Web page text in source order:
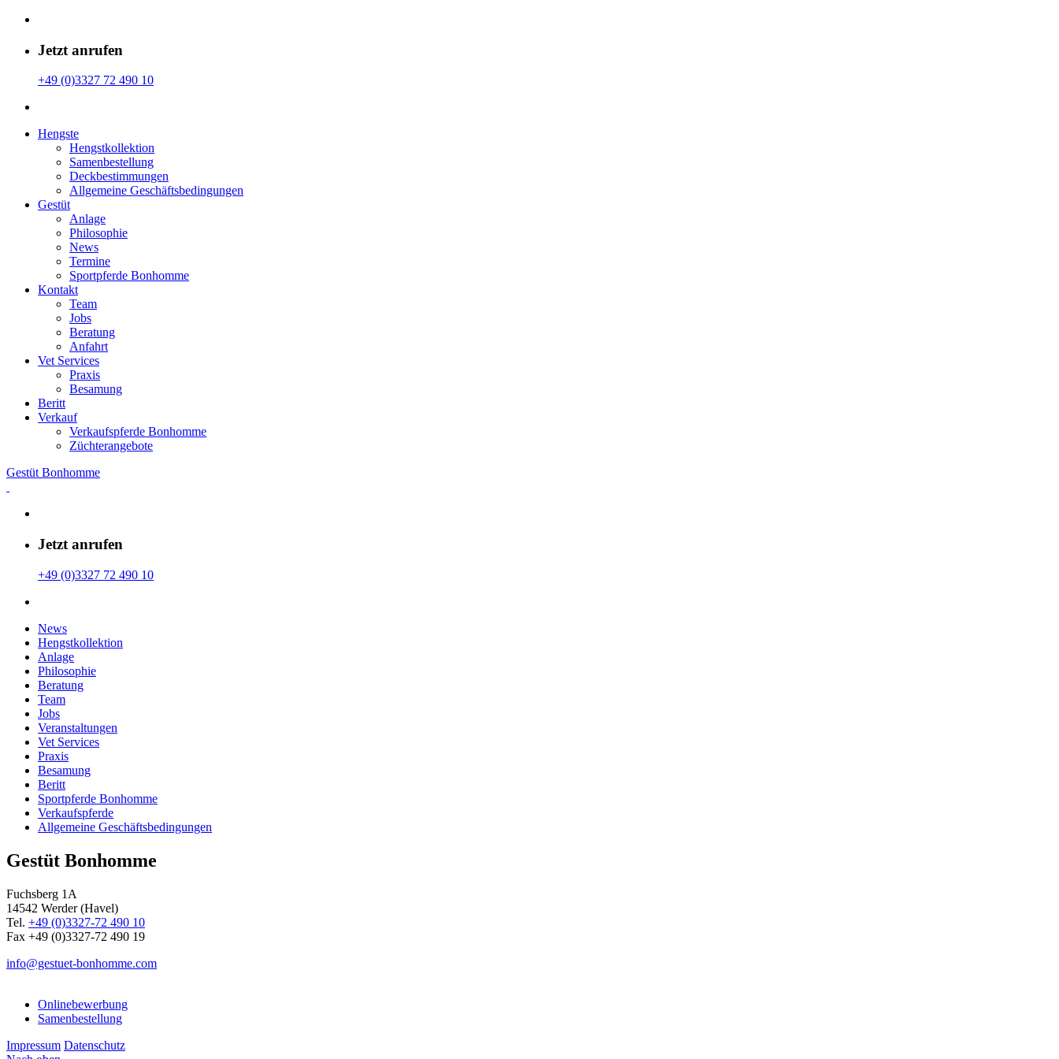
Jetzt anrufen
+49 (0)3327 72 490 10
Hengste
Hengstkollektion
Samenbestellung
Deckbestimmungen
Allgemeine Geschäfts­bedingungen
Gestüt
Anlage
Philosophie
News
Termine
Sportpferde Bonhomme
Kontakt
Team
Jobs
Beratung
Anfahrt
Vet Services
Praxis
Besamung
Beritt
Verkauf
Verkaufspferde Bonhomme
Züchterangebote
Gestüt Bonhomme
Jetzt anrufen
+49 (0)3327 72 490 10
News
Hengstkollektion
Anlage
Philosophie
Beratung
Team
Jobs
Veranstaltungen
Vet Services
Praxis
Besamung
Beritt
Sportpferde Bonhomme
Verkaufspferde
Allgemeine Geschäfts­bedingungen
Gestüt Bonhomme
Fuchsberg 1A
14542 Werder (Havel)
Tel. +49 (0)3327-72 490 10
Fax +49 (0)3327-72 490 19
info@gestuet-bonhomme.com
Onlinebewerbung
Samenbestellung
Impressum Datenschutz